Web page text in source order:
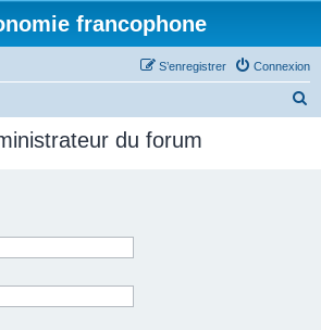
francophone
Connexion
S’enregistrer
du forum